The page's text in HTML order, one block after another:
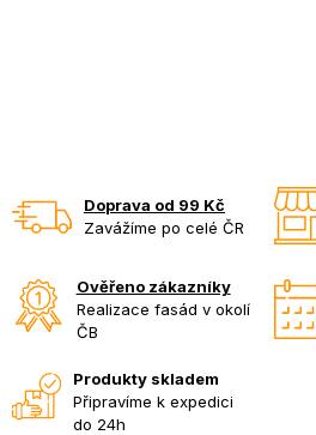
Doprava od 99 Kč
Zavážíme po celé ČR
Ověřeno zákazníky
Realizace fasád v okolí
ČB
Produkty skladem
Připravíme k expedici
do 24h